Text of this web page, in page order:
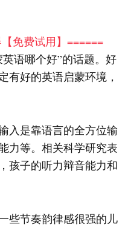
免费试用】======
语哪个好”的话题。好
有好的英语启蒙环境，
是靠语言的全方位输
力等。相关科学研究表
孩子的听力辩音能力和
节奏韵律感很强的儿